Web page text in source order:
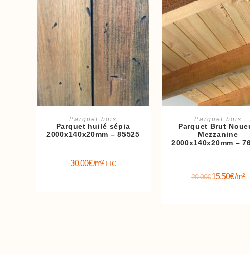
Parquet bois
Parquet huilé sépia
2000x140x20mm – 85525
30.00€/m²TTC
Parquet bois
Parquet Brut
Mezzanine
2000x140x20mm –
20.00€ 15.50€/m²